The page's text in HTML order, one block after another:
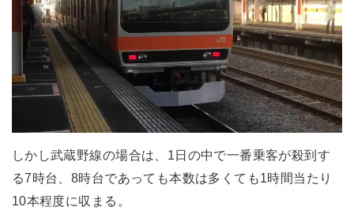
しかし武蔵野線の場合は、1日の中で一番乗客が殺到す
る7時台、8時台であっても本数は多くても1時間当たり
10本程度に収まる。